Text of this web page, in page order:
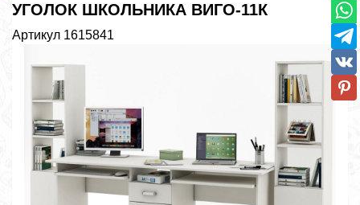
УГОЛОК ШКОЛЬНИКА ВИГО-11К
Артикул 1615841